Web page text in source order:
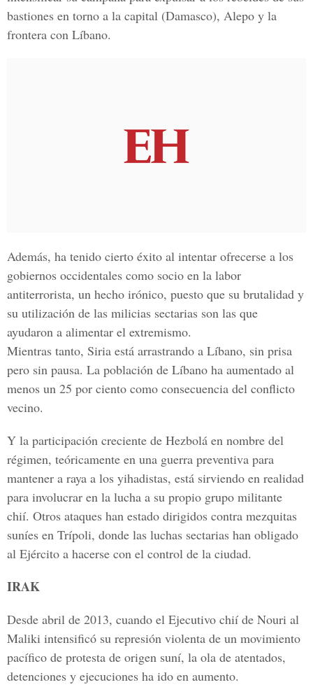
bastiones en torno a la capital (Damasco), Alepo y la
frontera con Líbano.
Además, ha tenido cierto éxito al intentar ofrecerse a los
gobiernos occidentales como socio en la labor
antiterrorista, un hecho irónico, puesto que su brutalidad y
su utilización de las milicias sectarias son las que
ayudaron a alimentar el extremismo.
Mientras tanto, Siria está arrastrando a Líbano, sin prisa
pero sin pausa. La población de Líbano ha aumentado al
menos un 25 por ciento como consecuencia del conflicto
vecino.
Y la participación creciente de Hezbolá en nombre del
régimen, teóricamente en una guerra preventiva para
mantener a raya a los yihadistas, está sirviendo en realidad
para involucrar en la lucha a su propio grupo militante
chií. Otros ataques han estado dirigidos contra mezquitas
suníes en Trípoli, donde las luchas sectarias han obligado
al Ejército a hacerse con el control de la ciudad.
IRAK
Desde abril de 2013, cuando el Ejecutivo chií de Nouri al
Maliki intensificó su represión violenta de un movimiento
pacífico de protesta de origen suní, la ola de atentados,
detenciones y ejecuciones ha ido en aumento.